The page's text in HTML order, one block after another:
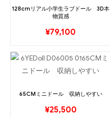
128cmリアル小学生ラブドール 3D本
物質感
¥79,100
65CMミニドール 収納しやすい
¥25,500